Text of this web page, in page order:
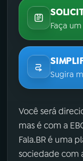
Faça
Sugira
Você será
mas é com a
Fala.BR é uma
sociedade com